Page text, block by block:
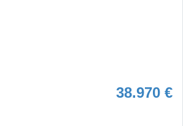
38.970 €